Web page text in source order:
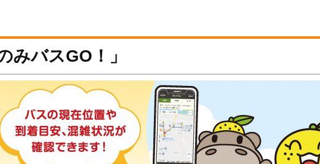
みバスGO！」